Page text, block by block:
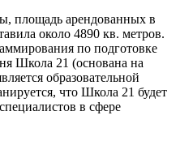
площадь арендованных в
около 4890 кв. метров.
по подготовке
Школа 21 (основана на
образовательной
что Школа 21 будет
в сфере